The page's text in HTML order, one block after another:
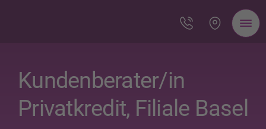
Kundenberater/in
Privatkredit, Filiale Basel